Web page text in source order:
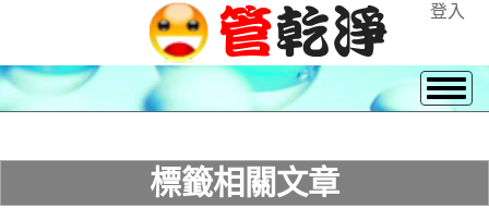
登入
標籤相關文章